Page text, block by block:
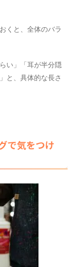
くと、全体のバラ
い」「耳が半分隠
と、具体的な長さ
で気をつけ